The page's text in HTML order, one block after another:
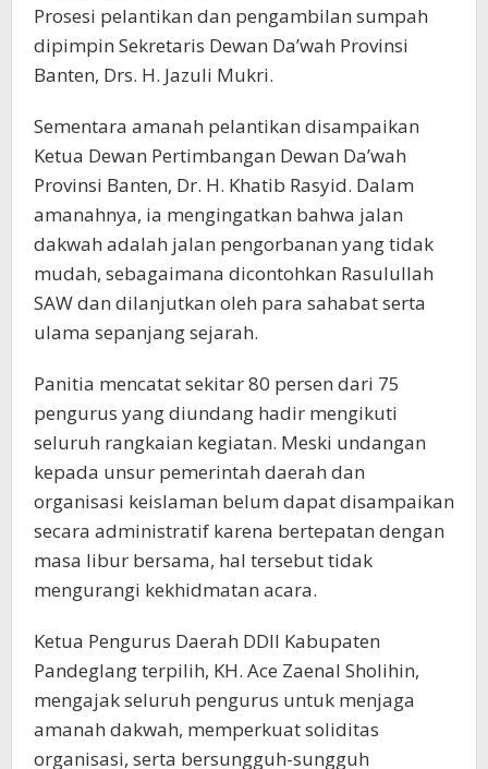
Prosesi pelantikan dan pengambilan sumpah
dipimpin Sekretaris Dewan Da’wah Provinsi
Banten, Drs. H. Jazuli Mukri.
Sementara amanah pelantikan disampaikan
Ketua Dewan Pertimbangan Dewan Da’wah
Provinsi Banten, Dr. H. Khatib Rasyid. Dalam
amanahnya, ia mengingatkan bahwa jalan
dakwah adalah jalan pengorbanan yang tidak
mudah, sebagaimana dicontohkan Rasulullah
SAW dan dilanjutkan oleh para sahabat serta
ulama sepanjang sejarah.
Panitia mencatat sekitar 80 persen dari 75
pengurus yang diundang hadir mengikuti
seluruh rangkaian kegiatan. Meski undangan
kepada unsur pemerintah daerah dan
organisasi keislaman belum dapat disampaikan
secara administratif karena bertepatan dengan
masa libur bersama, hal tersebut tidak
mengurangi kekhidmatan acara.
Ketua Pengurus Daerah DDII Kabupaten
Pandeglang terpilih, KH. Ace Zaenal Sholihin,
mengajak seluruh pengurus untuk menjaga
amanah dakwah, memperkuat soliditas
organisasi, serta bersungguh-sungguh